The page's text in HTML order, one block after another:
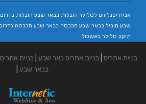
אביזריםנלווים לסלולר הובלות בבאר שבע הובלות בדרום
שבע מוביל בבאר שבע מכבסה בבאר שבע מכבסה בדרום
תיקון סלולר באשכול
בניית אתרים|בניית אתרים באר שבע|בניית אתרים
בבאר שבע|